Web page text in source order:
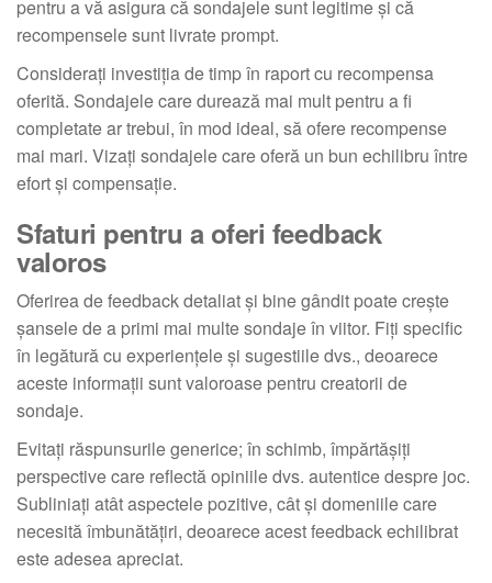
pentru a vă asigura că sondajele sunt legitime și că
recompensele sunt livrate prompt.
Considerați investiția de timp în raport cu recompensa
oferită. Sondajele care durează mai mult pentru a fi
completate ar trebui, în mod ideal, să ofere recompense
mai mari. Vizați sondajele care oferă un bun echilibru între
efort și compensație.
Sfaturi pentru a oferi feedback
valoros
Oferirea de feedback detaliat și bine gândit poate crește
șansele de a primi mai multe sondaje în viitor. Fiți specific
în legătură cu experiențele și sugestiile dvs., deoarece
aceste informații sunt valoroase pentru creatorii de
sondaje.
Evitați răspunsurile generice; în schimb, împărtășiți
perspective care reflectă opiniile dvs. autentice despre joc.
Subliniați atât aspectele pozitive, cât și domeniile care
necesită îmbunătățiri, deoarece acest feedback echilibrat
este adesea apreciat.